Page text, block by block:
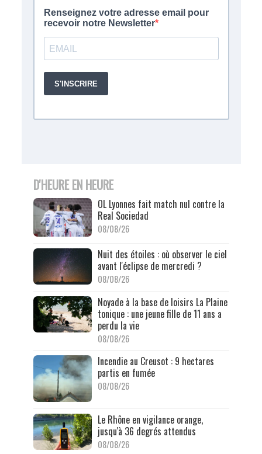
D'HEURE EN HEURE
OL Lyonnes fait match nul contre la
Real Sociedad
08/08/26
Nuit des étoiles : où observer le ciel
avant l'éclipse de mercredi ?
08/08/26
Noyade à la base de loisirs La Plaine
tonique : une jeune fille de 11 ans a
perdu la vie
08/08/26
Incendie au Creusot : 9 hectares
partis en fumée
08/08/26
Le Rhône en vigilance orange,
jusqu'à 36 degrés attendus
08/08/26